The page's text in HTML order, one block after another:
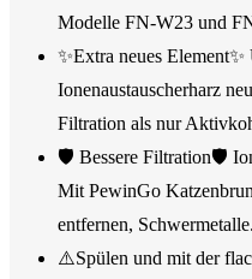
Modelle FN-W23 und
✨Extra neues
Ionenaustauscherharz
Filtration als nur
🛡️ Bessere Filtration🛡️
Mit PewinGo
entfernen,
⚠️Spülen und mit der